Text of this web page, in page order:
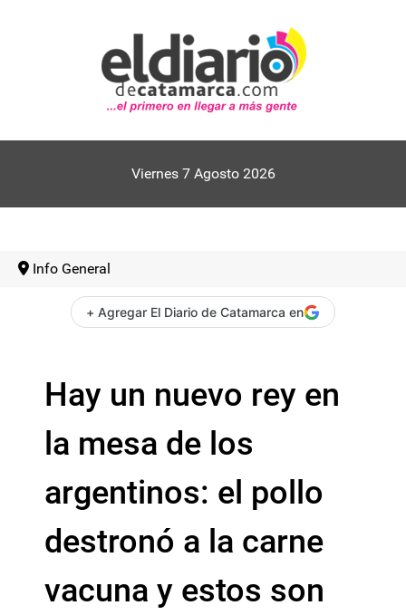
Viernes 7 Agosto 2026
Info General
+ Agregar El Diario de Catamarca en
Hay un nuevo rey en
la mesa de los
argentinos: el pollo
destronó a la carne
vacuna y estos son